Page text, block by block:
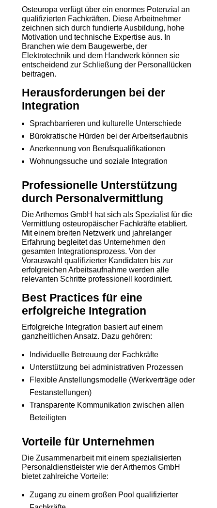
Osteuropa verfügt über ein enormes Potenzial an
qualifizierten Fachkräften. Diese Arbeitnehmer
zeichnen sich durch fundierte Ausbildung, hohe
Motivation und technische Expertise aus. In
Branchen wie dem Baugewerbe, der
Elektrotechnik und dem Handwerk können sie
entscheidend zur Schließung der Personallücken
beitragen.
Herausforderungen bei der
Integration
Sprachbarrieren und kulturelle Unterschiede
Bürokratische Hürden bei der Arbeitserlaubnis
Anerkennung von Berufsqualifikationen
Wohnungssuche und soziale Integration
Professionelle Unterstützung
durch Personalvermittlung
Die Arthemos GmbH hat sich als Spezialist für die
Vermittlung osteuropäischer Fachkräfte etabliert.
Mit einem breiten Netzwerk und jahrelanger
Erfahrung begleitet das Unternehmen den
gesamten Integrationsprozess. Von der
Vorauswahl qualifizierter Kandidaten bis zur
erfolgreichen Arbeitsaufnahme werden alle
relevanten Schritte professionell koordiniert.
Best Practices für eine
erfolgreiche Integration
Erfolgreiche Integration basiert auf einem
ganzheitlichen Ansatz. Dazu gehören:
Individuelle Betreuung der Fachkräfte
Unterstützung bei administrativen Prozessen
Flexible Anstellungsmodelle (Werkverträge oder
Festanstellungen)
Transparente Kommunikation zwischen allen
Beteiligten
Vorteile für Unternehmen
Die Zusammenarbeit mit einem spezialisierten
Personaldienstleister wie der Arthemos GmbH
bietet zahlreiche Vorteile:
Zugang zu einem großen Pool qualifizierter